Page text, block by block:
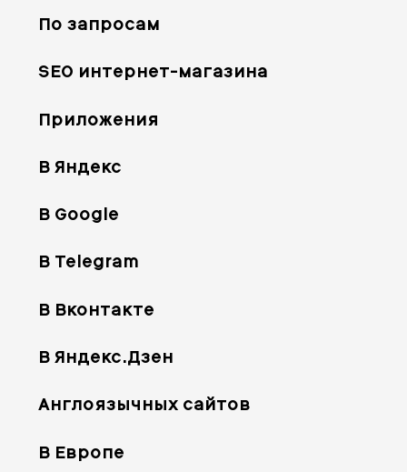
По запросам
SEO интернет-магазина
Приложения
В Яндекс
В Google
В Telegram
В Вконтакте
В Яндекс.Дзен
Англоязычных сайтов
В Европе